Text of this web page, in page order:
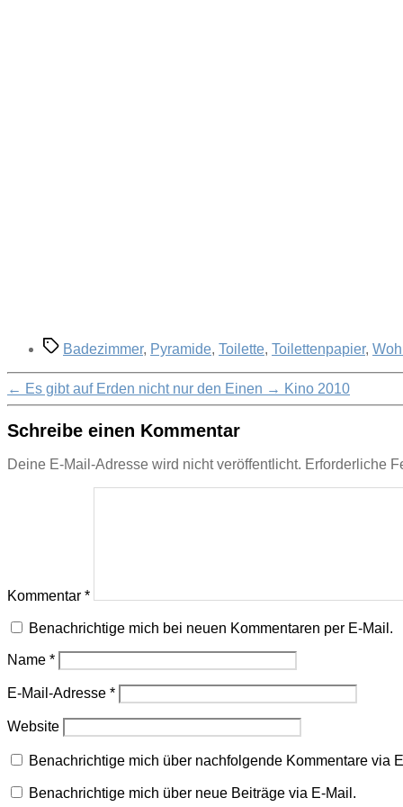
Schlagwörter
Badezimmer, Pyramide, Toilette, Toilettenpapier,
← Es gibt auf Erden nicht nur den Einen → Kino 2010
Schreibe einen Kommentar
Deine E-Mail-Adresse wird nicht veröffentlicht. Erforderliche
Kommentar *
Benachrichtige mich bei neuen Kommentaren per E-Mail.
Name *
E-Mail-Adresse *
Website
Benachrichtige mich über nachfolgende Kommentare via
Benachrichtige mich über neue Beiträge via E-Mail.